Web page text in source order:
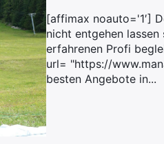
[affimax noauto='1′]
nicht entgehen lassen
erfahrenen Profi
url= "https://
besten Angebote in...